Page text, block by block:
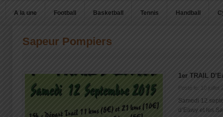
A la une Football Basketball Tennis Handball
Sapeur Pompiers
1er TRAIL
Posté le: 10 juillet
Samedi 12
d’Eawy et les